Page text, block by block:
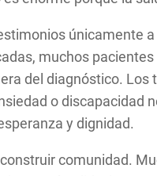
únicamente
muchos
del diagnóstico.
o
y dignidad.
comunidad.